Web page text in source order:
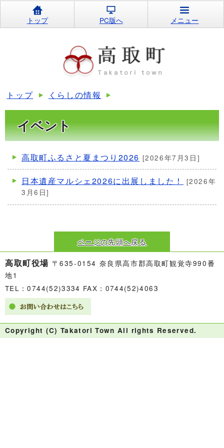
トップ PC版へ メニュー
トップ くらしの情報
イベント
高取町ふるさと夏まつり2026 [2026年7月3日]
日本遺産マルシェ2026に出展しました！ [2026年
3月6日]
ページの先頭へ戻る
高取町役場 〒635-0154 奈良県高市郡高取町観覚寺990番
地1
TEL：0744(52)3334 FAX：0744(52)4063
Copyright (C) Takatori Town All rights Reserved.